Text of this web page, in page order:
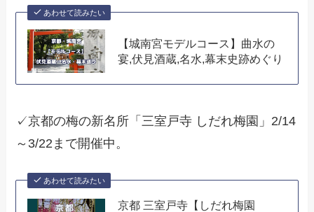
あわせて読みたい
【城南宮モデルコース】曲水の
宴,伏見酒蔵,名水,幕末史跡めぐり
✓京都の梅の新名所「三室戸寺 しだれ梅園」2/14
～3/22まで開催中。
あわせて読みたい
京都 三室戸寺【しだれ梅園